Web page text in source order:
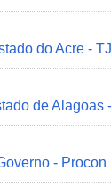
do Acre -
de Alagoas
- Procon